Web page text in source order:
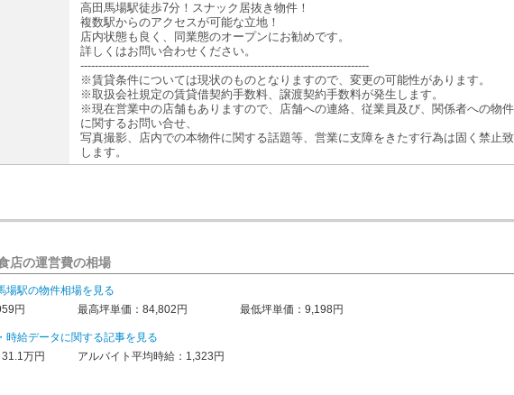
高田馬場駅徒歩7分！スナック居抜き物件！
複数駅からのアクセスが可能な立地！
店内状態も良く、同業態のオープンにお勧めです。
詳しくはお問い合わせください。
--------------------------------------------------------------------------------
※賃貸条件については現状のものとなりますので、変更の可能性があります。
※取扱会社規定の賃貸借契約手数料、譲渡契約手数料が発生します。
※現在営業中の店舗もありますので、店舗への連絡、従業員及び、関係者への物件
に関するお問い合せ、
写真撮影、店内での本物件に関する話題等、営業に支障をきたす行為は固く禁止致
します。
店の運営費の相場
場駅の物件相場を見る
円
最高坪単価：84,802円 最低坪単価：9,198円
時給データに関する記事を見る
万円
アルバイト平均時給：1,323円